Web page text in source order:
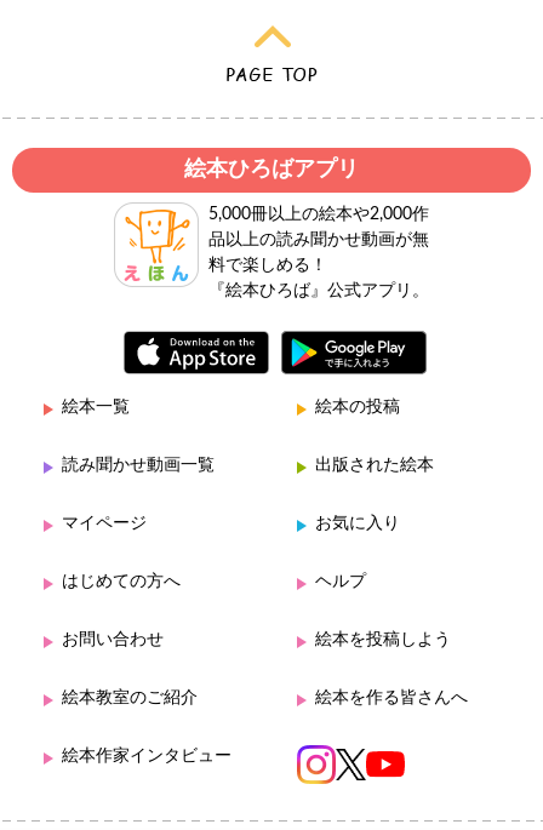
絵本ひろばアプリ
5,000冊以上の絵本や2,000作
品以上の読み聞かせ動画が無
料で楽しめる！
『絵本ひろば』公式アプリ。
絵本一覧 絵本の投稿
読み聞かせ動画一覧 出版された絵本
マイページ お気に入り
はじめての方へ ヘルプ
お問い合わせ 絵本を投稿しよう
絵本教室のご紹介 絵本を作る皆さんへ
絵本作家インタビュー